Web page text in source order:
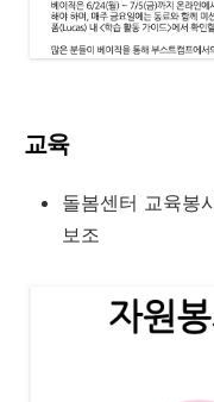
교육
돌봄센터 교육봉
보조